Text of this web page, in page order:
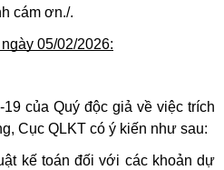
cám ơn./.
05/02/2026:
của Quý độc giả về việc trích
Cục QLKT có ý kiến như sau:
kế toán đối với các khoản dự